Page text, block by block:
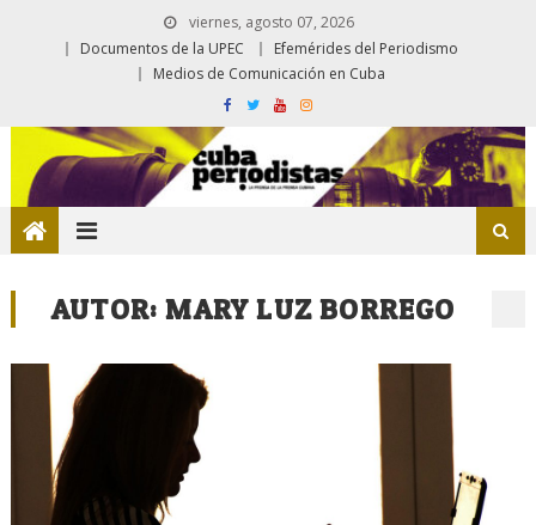
viernes, agosto 07, 2026
Documentos de la UPEC
Efemérides del Periodismo
Medios de Comunicación en Cuba
AUTOR:MARY LUZ BORREGO